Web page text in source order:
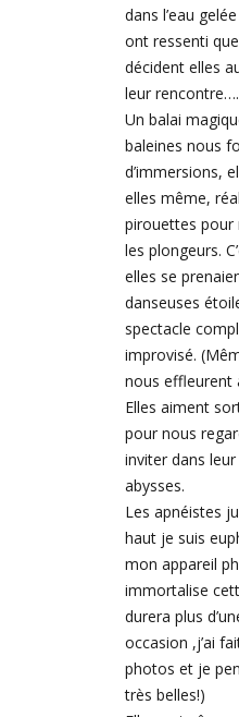
dans l’eau
ont ressenti
décident elles
leur rencontre….
Un balai
baleines nous
d’immersions,
elles même,
pirouettes pour
les plongeurs.
elles se
danseuses
spectacle
improvisé.
nous effleurent
Elles aiment
pour nous
inviter dans
abysses.
Les apnéistes
haut je suis
mon appareil
immortalise
durera plus
occasion ,j’ai
photos et je
très belles!)